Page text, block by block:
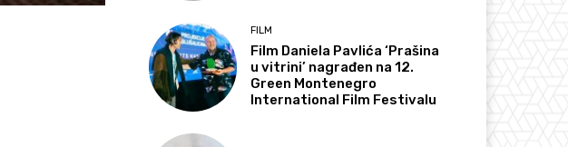
FILM
Film Daniela Pavlića ‘Prašina
u vitrini’ nagrađen na 12.
Green Montenegro
International Film Festivalu